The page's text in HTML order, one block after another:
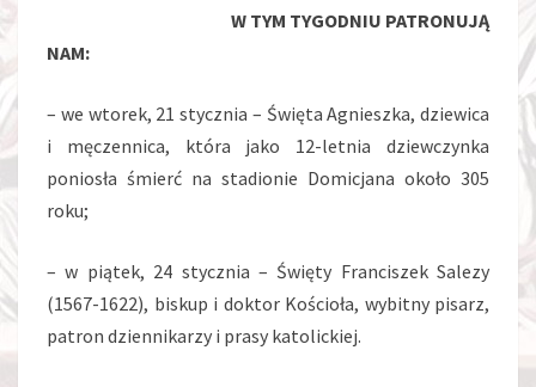
W TYM TYGODNIU PATRONUJĄ
NAM:
– we wtorek, 21 stycznia – Święta Agnieszka, dziewica
i męczennica, która jako 12-letnia dziewczynka
poniosła śmierć na stadionie Domicjana około 305
roku;
– w piątek, 24 stycznia – Święty Franciszek Salezy
(1567-1622), biskup i doktor Kościoła, wybitny pisarz,
patron dziennikarzy i prasy katolickiej.